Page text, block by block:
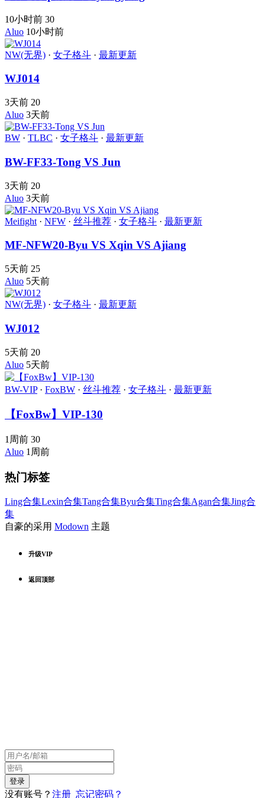
10小时前 30
Aluo 10小时前
NW(无界) · 女子格斗 · 最新更新
WJ014
3天前 20
Aluo 3天前
BW · TLBC · 女子格斗 · 最新更新
BW-FF33-Tong VS Jun
3天前 20
Aluo 3天前
Meifight · NFW · 丝斗推荐 · 女子格斗 · 最新更新
MF-NFW20-Byu VS Xqin VS Ajiang
5天前 25
Aluo 5天前
NW(无界) · 女子格斗 · 最新更新
WJ012
5天前 20
Aluo 5天前
BW-VIP· FoxBW · 丝斗推荐 · 女子格斗 · 最新更新
【FoxBw】VIP-130
1周前 30
Aluo 1周前
热门标签
Ling合集Lexin合集Tang合集Byu合集Ting合集Agan合集Jing合
集
自豪的采用 Modown 主题
升级VIP
返回顶部
没有账号？ 注册 忘记密码？